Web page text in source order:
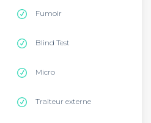
Fumoir
Blind Test
Micro
Traiteur externe